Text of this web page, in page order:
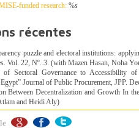
funded research: %s
récentes
puzzle and electoral institutions:
Vol. 22, Nº. 3. (with Mazen Hasan, Noha
of Sectoral Governance to Accessibility
Journal of Public Procurement, JPP.
Between Decentralization and Growth In
and Heidi Aly)